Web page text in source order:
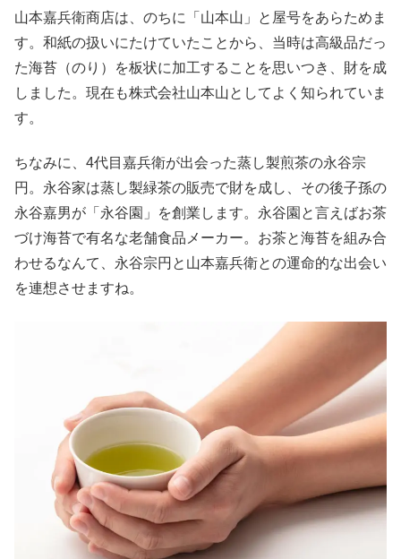
山本嘉兵衛商店は、のちに「山本山」と屋号をあらためま
す。和紙の扱いにたけていたことから、当時は高級品だっ
た海苔（のり）を板状に加工することを思いつき、財を成
しました。現在も株式会社山本山としてよく知られていま
す。
ちなみに、4代目嘉兵衛が出会った蒸し製煎茶の永谷宗
円。永谷家は蒸し製緑茶の販売で財を成し、その後子孫の
永谷嘉男が「永谷園」を創業します。永谷園と言えばお茶
づけ海苔で有名な老舗食品メーカー。お茶と海苔を組み合
わせるなんて、永谷宗円と山本嘉兵衛との運命的な出会い
を連想させますね。